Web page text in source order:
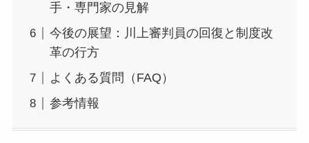
手・専門家の見解
今後の展望：川上審判員の回復と制度改
革の行方
よくある質問（FAQ）
参考情報